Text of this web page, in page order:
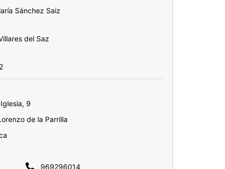
Sánchez Saiz
del Saz
9
de la Parrilla
969296014